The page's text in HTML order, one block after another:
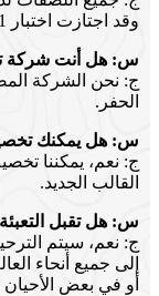
وقد اجتازت اختبار EN71 وASTM.
س: هل أنت شركة
الحفر.
س: هل يمكنك
ج: نعم، يمكننا
القالب الجديد.
س: هل تقبل التعبئة OEM / ODM؟
إلى جميع أنحاء
أو في بعض